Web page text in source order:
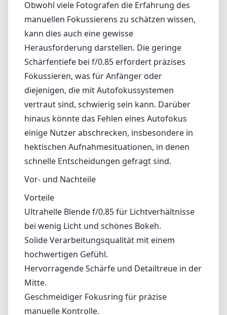
Obwohl viele Fotografen die Erfahrung des
manuellen Fokussierens zu schätzen wissen,
kann dies auch eine gewisse
Herausforderung darstellen. Die geringe
Schärfentiefe bei f/0.85 erfordert präzises
Fokussieren, was für Anfänger oder
diejenigen, die mit Autofokussystemen
vertraut sind, schwierig sein kann. Darüber
hinaus könnte das Fehlen eines Autofokus
einige Nutzer abschrecken, insbesondere in
hektischen Aufnahmesituationen, in denen
schnelle Entscheidungen gefragt sind.
Vor- und Nachteile
Vorteile
Ultrahelle Blende f/0.85 für Lichtverhältnisse
bei wenig Licht und schönes Bokeh.
Solide Verarbeitungsqualität mit einem
hochwertigen Gefühl.
Hervorragende Schärfe und Detailtreue in der
Mitte.
Geschmeidiger Fokusring für präzise
manuelle Kontrolle.